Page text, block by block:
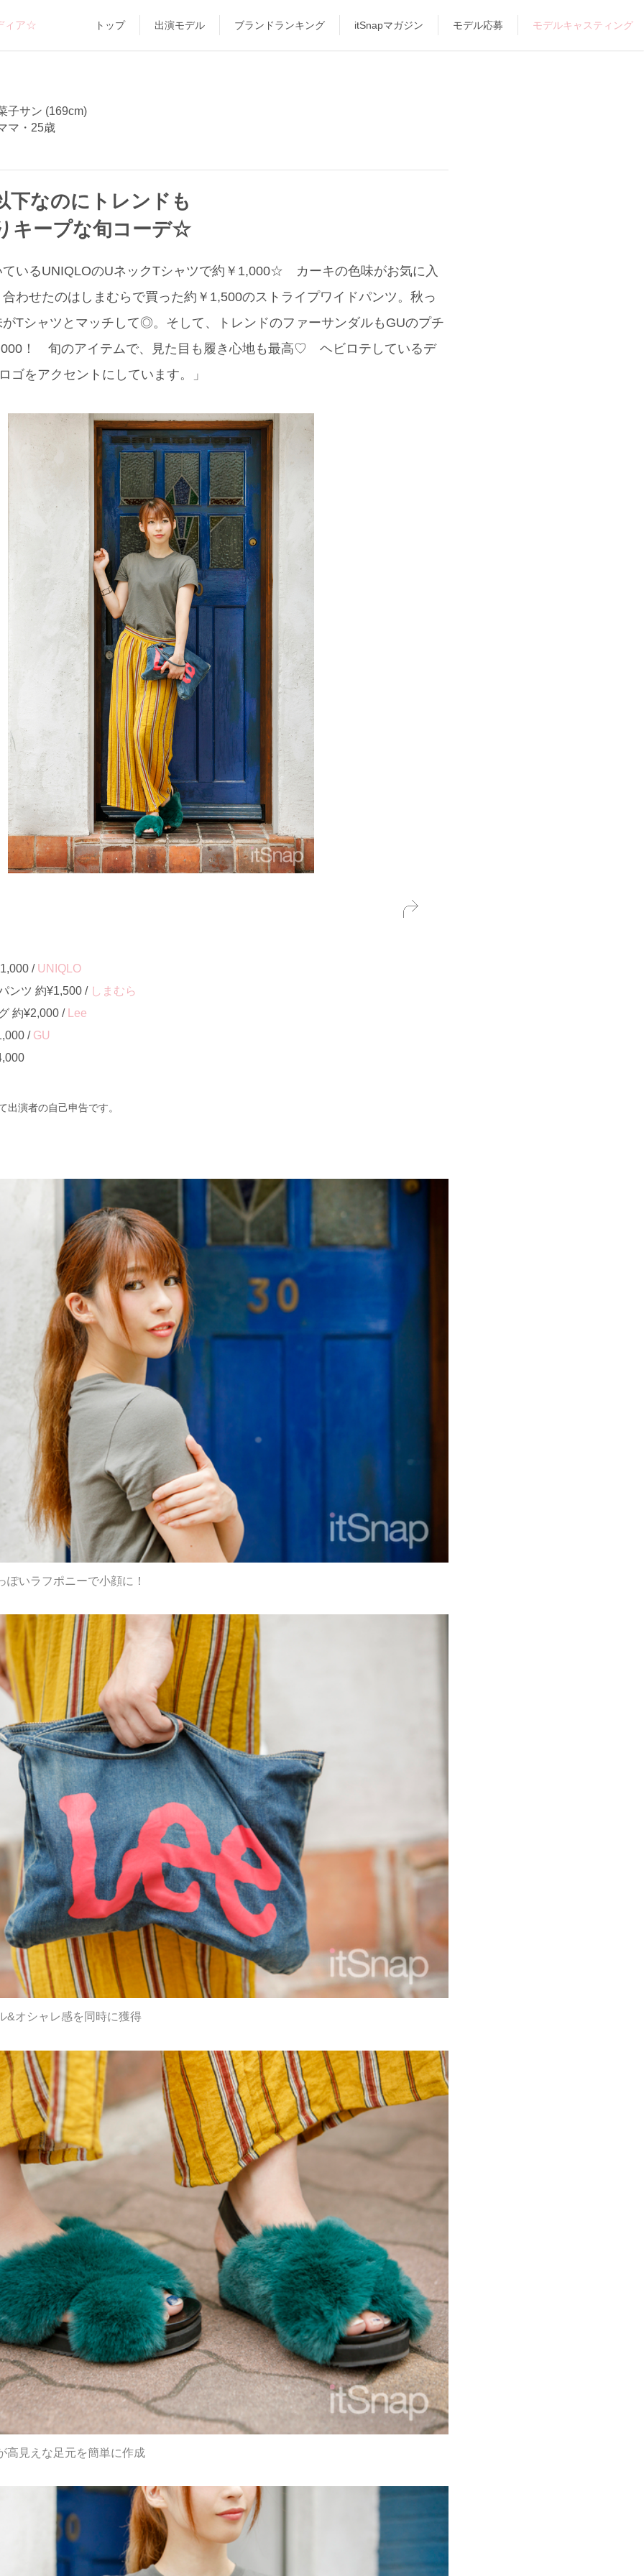
ィア☆ トップ 出演モデル ブランドランキング itSnapマガジン モデル応募 モデルキャスティング
子サン (169cm)
マ・25歳
下なのにトレンドも
キープな旬コーデ☆
ているUNIQLOのUネックTシャツで約￥1,000☆ カーキの色味がお気に入
わせたのはしまむらで買った約￥1,500のストライプワイドパンツ。秋っ
Tシャツとマッチして◎。そして、トレンドのファーサンダルもGUのプチ
！ 旬のアイテムで、見た目も履き心地も最高♡ ヘビロテしているデ
ゴをアクセントにしています。」
/ UNIQLO
ンツ 約¥1,500 / しまむら
約¥2,000 /
Lee
/ GU
演者の自己申告です。
いラフポニーで小顔に！
&オシャレ感を同時に獲得
高見えな足元を簡単に作成